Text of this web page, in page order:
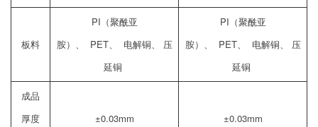
板料
PI（聚酰亚
胺）、 PET、 电解铜、 压
延铜
PI（聚酰亚
胺）、 PET、 电解铜、 压
延铜
成品
厚度
±0.03mm ±0.03mm